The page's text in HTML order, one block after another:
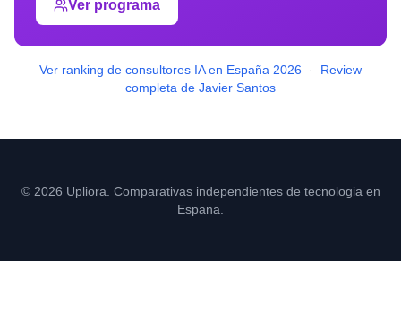
Ver programa
Ver ranking de consultores IA en España 2026 ·
Review
completa de Javier Santos
© 2026 Upliora. Comparativas independientes de tecnologia en
Espana.